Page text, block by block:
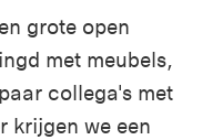
grote open
met meubels,
collega's met
krijgen we een